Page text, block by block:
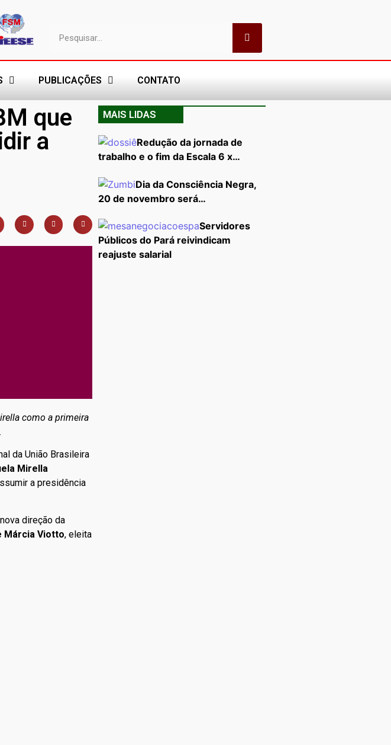
PUBLICAÇÕES CONTATO
que
a
como a primeira
da União Brasileira
Mirella
a presidência
direção da
Márcia Viotto, eleita
MAIS LIDAS
Redução da jornada de
trabalho e o fim da Escala 6 x…
Dia da Consciência Negra,
20 de novembro será…
Servidores
Públicos do Pará reivindicam
reajuste salarial